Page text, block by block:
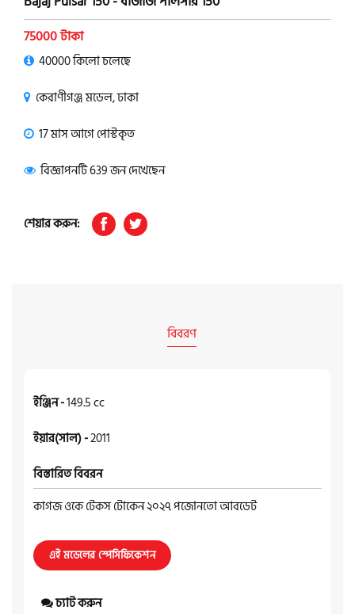
75000 টাকা
40000 কিলো চলেছে
কেরাণীগঞ্জ মডেল, ঢাকা
17 মাস আগে পোস্টকৃত
বিজ্ঞাপনটি 639 জন দেখেছেন
শেয়ার করুন:
বিবরণ
ইঞ্জিন -149.5 cc
ইয়ার(সাল) -2011
বিস্তারিত বিবরন
কাগজ ওকে টেকস টোকেন ২০২৭ পজোনতো আবডেট
এই মডেলের স্পেসিফিকেশন
চ্যাট করুন